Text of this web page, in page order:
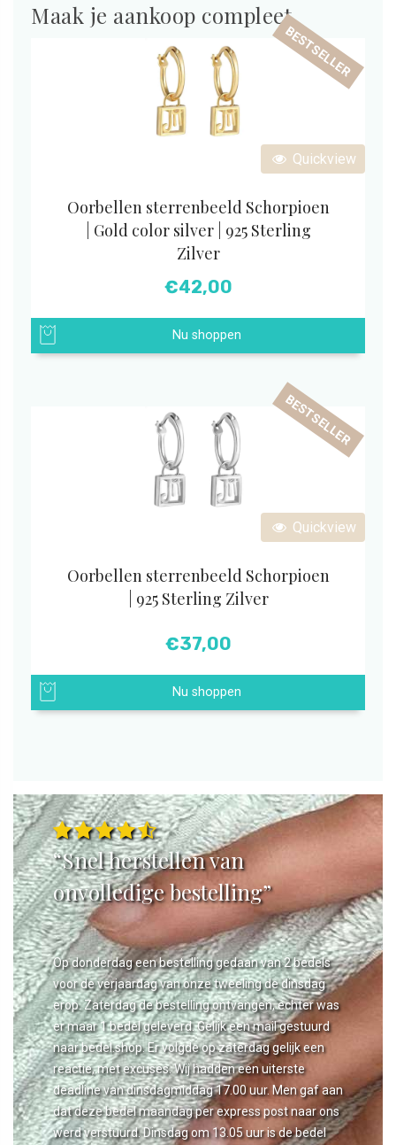
Maak je aankoop compleet
Quickview
BESTSELLER
Oorbellen sterrenbeeld Schorpioen
| Gold color silver | 925 Sterling
Zilver
€42,00
Nu shoppen
Quickview
BESTSELLER
Oorbellen sterrenbeeld Schorpioen
| 925 Sterling Zilver
€37,00
Nu shoppen
“Snel herstellen van
onvolledige bestelling”
Op donderdag een bestelling gedaan van 2 bedels
voor de verjaardag van onze tweeling de dinsdag
erop. Zaterdag de bestelling ontvangen, echter was
er maar 1 bedel geleverd. Gelijk een mail gestuurd
naar bedel.shop. Er volgde op zaterdag gelijk een
reactie, met excuses. Wij hadden een uiterste
deadline van dinsdagmiddag 17.00 uur. Men gaf aan
dat deze bedel maandag per express post naar ons
werd verstuurd. Dinsdag om 13.05 uur is de bedel